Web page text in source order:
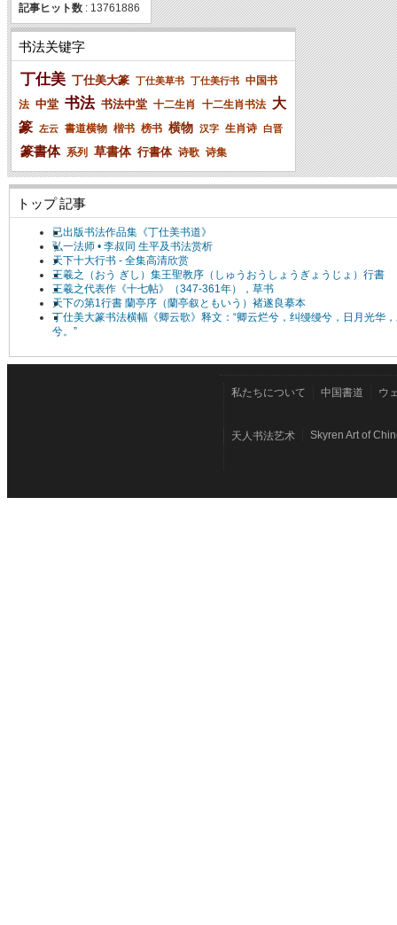
記事ヒット数 : 13761886
书法关键字
丁仕美 丁仕美大篆 丁仕美草书 丁仕美行书 中国书
法 中堂 书法 书法中堂 十二生肖 十二生肖书法 大
篆 左云 書道横物 楷书 榜书 横物 汉字 生肖诗 白晋
篆書体 系列 草書体 行書体 诗歌 诗集
トップ 記事
已出版书法作品集《丁仕美书道》
弘一法师 • 李叔同 生平及书法赏析
天下十大行书 - 全集高清欣赏
王羲之（おう ぎし）集王聖教序（しゅうおうしょうぎょうじょ）行書
王羲之代表作《十七帖》（347-361年），草书
天下の第1行書 蘭亭序（蘭亭叙ともいう）褚遂良摹本
丁仕美大篆书法横幅《卿云歌》释文：“卿云烂兮，纠缦缦兮，日月光华
兮。”
私たちについて 中国書道 ウ
天人书法艺术 Skyren Art of